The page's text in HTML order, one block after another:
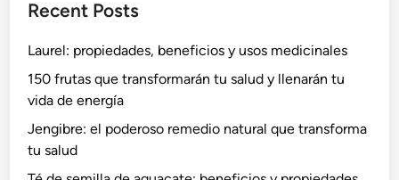
Recent Posts
Laurel: propiedades, beneficios y usos medicinales
150 frutas que transformarán tu salud y llenarán tu
vida de energía
Jengibre: el poderoso remedio natural que transforma
tu salud